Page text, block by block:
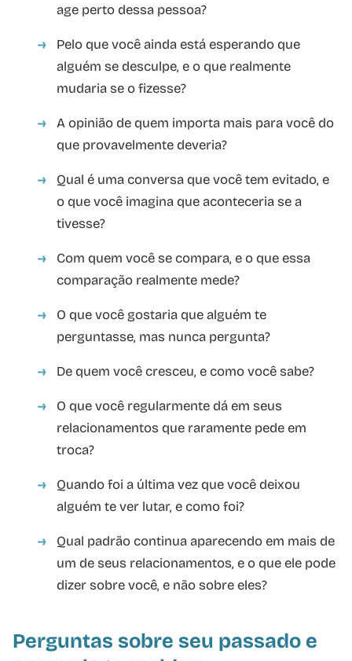
age perto dessa pessoa?
Pelo que você ainda está esperando que
alguém se desculpe, e o que realmente
mudaria se o fizesse?
A opinião de quem importa mais para você do
que provavelmente deveria?
Qual é uma conversa que você tem evitado, e
o que você imagina que aconteceria se a
tivesse?
Com quem você se compara, e o que essa
comparação realmente mede?
O que você gostaria que alguém te
perguntasse, mas nunca pergunta?
De quem você cresceu, e como você sabe?
O que você regularmente dá em seus
relacionamentos que raramente pede em
troca?
Quando foi a última vez que você deixou
alguém te ver lutar, e como foi?
Qual padrão continua aparecendo em mais de
um de seus relacionamentos, e o que ele pode
dizer sobre você, e não sobre eles?
Perguntas sobre seu passado e